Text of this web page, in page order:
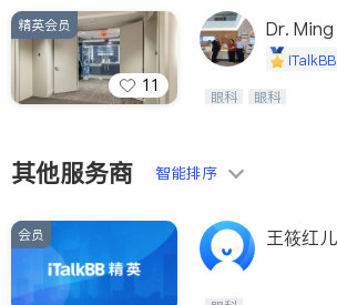
养老 非
呼吸科
医生-其它
内分泌科
骨科
11
精英会员 Dr.
Wang Vision
眼科 眼科
其他服务商 智能排序
会员 王筱红